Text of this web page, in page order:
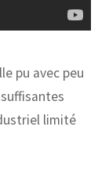
pu avec peu
limité